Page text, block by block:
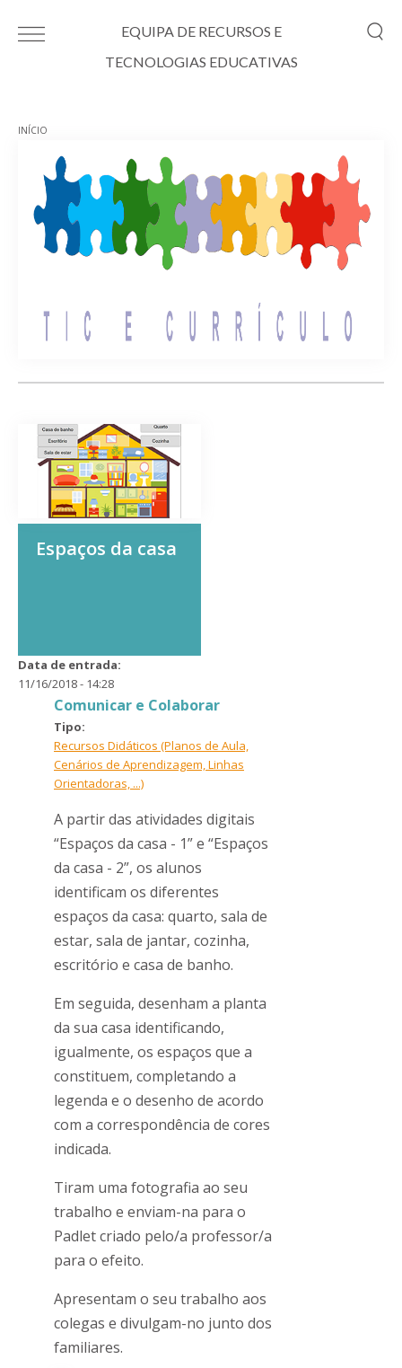
EQUIPA DE RECURSOS E
TECNOLOGIAS EDUCATIVAS
Está aqui
INÍCIO
Espaços da casa
Data de entrada:
11/16/2018 - 14:28
Comunicar e Colaborar
Tipo:
Recursos Didáticos (Planos de Aula,
Cenários de Aprendizagem, Linhas
Orientadoras, ...)
A partir das atividades digitais
“Espaços da casa - 1” e “Espaços
da casa - 2”, os alunos
identificam os diferentes
espaços da casa: quarto, sala de
estar, sala de jantar, cozinha,
escritório e casa de banho.
Em seguida, desenham a planta
da sua casa identificando,
igualmente, os espaços que a
constituem, completando a
legenda e o desenho de acordo
com a correspondência de cores
indicada.
Tiram uma fotografia ao seu
trabalho e enviam-na para o
Padlet criado pelo/a professor/a
para o efeito.
Apresentam o seu trabalho aos
colegas e divulgam-no junto dos
familiares.